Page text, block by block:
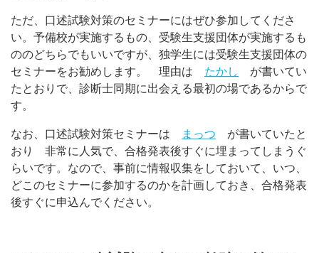
ただ、口述試験対策のセミナーにはぜひ参加してくださ
い。予備校が実施するもの、受験生支援団体が実施するも
ののどちらでもいいですが、独学生には受験生支援団体の
セミナーをお勧めします。 理由は たかし
が書いてい
たとおりで、診断士同期に出会える最初の場であるからで
す。
なお、口述試験対策セミナーは まっつ が書いていたと
おり 非常に人気で、合格発表後すぐに埋まってしまうぐ
らいです。なので、事前に情報収集をしておいて、いつ、
どこのセミナーに参加するのかを計画しておき、合格発表
後すぐに申込んでください。